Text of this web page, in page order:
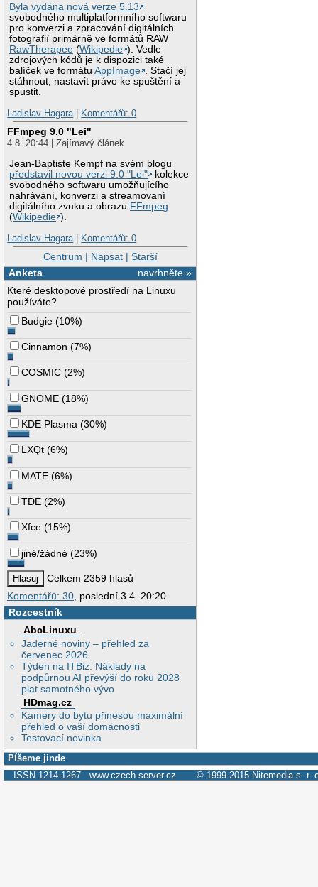
Byla vydána nová verze 5.13
svobodného multiplatformního softwaru
pro konverzi a zpracování digitálních
fotografií primárně ve formátů RAW
RawTherapee (Wikipedie ). Vedle
zdrojových kódů je k dispozici také
balíček ve formátuAppImage
. Stačí jej
stáhnout, nastavit právo ke spuštění a
spustit.
Ladislav Hagara | Komentářů: 0
FFmpeg 9.0 "Lei"
4.8. 20:44 | Zajímavý článek
Jean-Baptiste Kempf na svém blogu
představil novou verzi 9.0 "Lei"
kolekce
svobodného softwaru umožňujícího
nahrávání, konverzi a streamovaní
digitálního zvuku a obrazu FFmpeg
(Wikipedie ).
Ladislav Hagara | Komentářů: 0
Centrum | Napsat| Starší
navrhněte »
Anketa
Které desktopové prostředí na Linuxu
používáte?
Budgie (10%)
Cinnamon (7%)
COSMIC (2%)
GNOME (18%)
KDE Plasma (30%)
LXQt (6%)
MATE (6%)
TDE (2%)
Xfce (15%)
jiné/žádné (23%)
Celkem 2359 hlasů
Komentářů: 30, poslední 3.4. 20:20
Rozcestník
AbcLinuxu
Jaderné noviny – přehled za
červenec 2026
Týden na ITBiz: Náklady na
podpůrnou AI převýší do roku 2028
plat samotného vývo
HDmag.cz
Kamery do bytu přinesou maximální
přehled o vaší domácnosti
Testovací novinka
Píšeme jinde
ISSN 1214-1267 www.czech-server.cz © 1999-2015 Nitemedia s. r.